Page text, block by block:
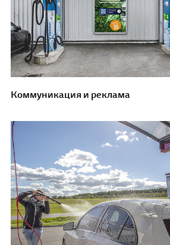
Коммуникация и реклама